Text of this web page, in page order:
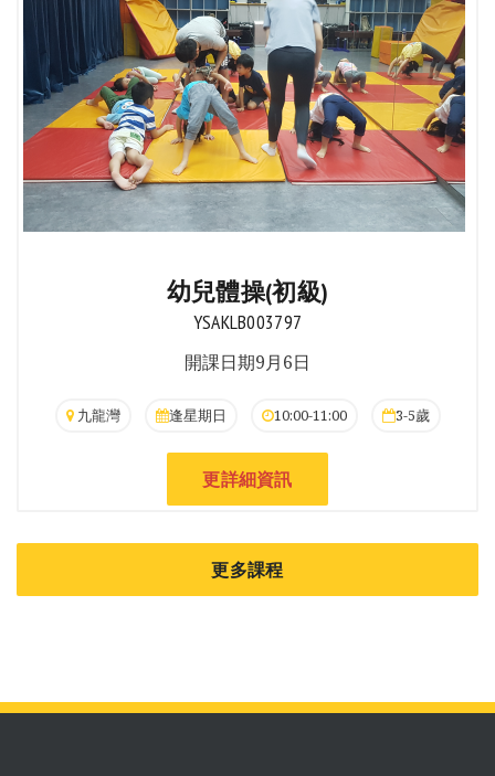
幼兒體操(初級)
YSAKLB003797
開課日期9月6日
九龍灣 逢星期日 10:00-11:00 3-5歲
更詳細資訊
更多課程